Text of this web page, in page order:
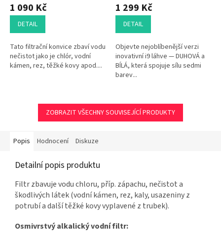
1 090 Kč
DETAIL
Tato filtrační konvice zbaví vodu
nečistot jako je chlór, vodní
kámen, rez, těžké kovy apod....
1 299 Kč
DETAIL
Objevte nejoblíbenější verzi
inovativní i9 láhve — DUHOVÁ a
BÍLÁ, která spojuje sílu sedmi
barev...
ZOBRAZIT VŠECHNY SOUVISEJÍCÍ PRODUKTY
Popis Hodnocení Diskuze
Detailní popis produktu
Filtr zbavuje vodu chloru, příp. zápachu, nečistot a
škodlivých látek (vodní kámen, rez, kaly, usazeniny z
potrubí a další těžké kovy vyplavené z trubek).
Osmivrstvý alkalický vodní filtr: